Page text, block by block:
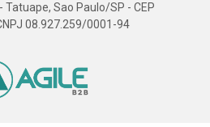
Tatuape, Sao Paulo/SP - CEP
08.927.259/0001-94